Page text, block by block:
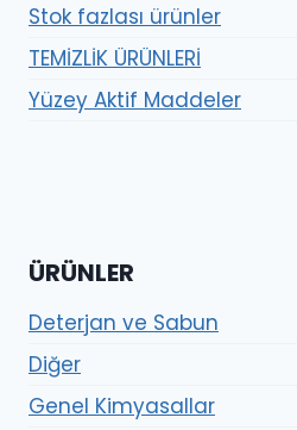
Stok fazlası ürünler
TEMİZLİK ÜRÜNLERİ
Yüzey Aktif Maddeler
ÜRÜNLER
Deterjan ve Sabun
Diğer
Genel Kimyasallar